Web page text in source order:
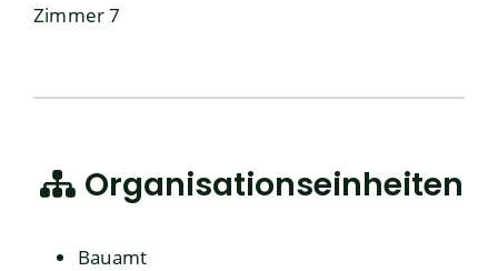
Zimmer 7
Organisationseinheiten
Bauamt